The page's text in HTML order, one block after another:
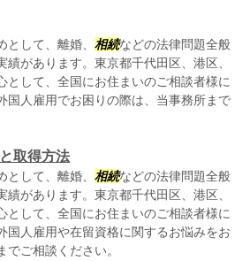
して、離婚、 相続などの法律問題全般
績があります。東京都千代田区、港区、
として、全国にお住まいのご相談者様に
国人雇用でお困りの際は、当事務所まで
取得方法
して、離婚、 相続などの法律問題全般
績があります。東京都千代田区、港区、
として、全国にお住まいのご相談者様に
国人雇用や在留資格に関するお悩みをお
ご相談ください。